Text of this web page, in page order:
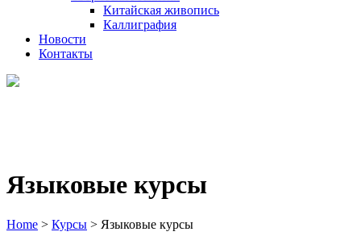
Китайская живопись
Каллиграфия
Новости
Контакты
Языковые курсы
Home > Курсы > Языковые курсы